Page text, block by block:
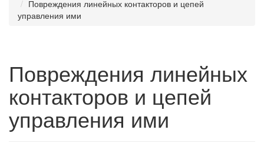
Повреждения линейных контакторов и цепей
управления ими
Повреждения линейных
контакторов и цепей
управления ими